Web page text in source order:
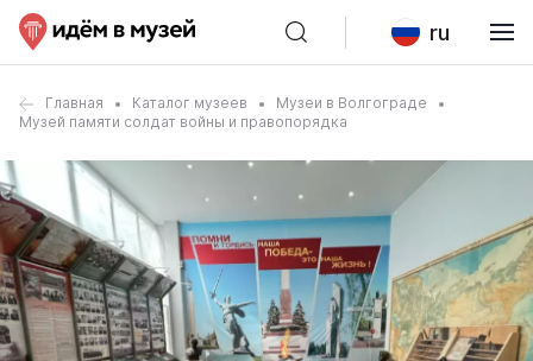
ru
Главная Каталог музеев
Музеи в Волгограде
Музей памяти солдат войны и правопорядка